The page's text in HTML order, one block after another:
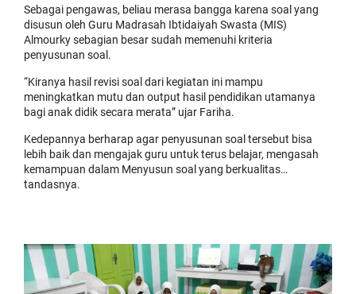
Sebagai pengawas, beliau merasa bangga karena soal yang
disusun oleh Guru Madrasah Ibtidaiyah Swasta (MIS)
Almourky sebagian besar sudah memenuhi kriteria
penyusunan soal.
“Kiranya hasil revisi soal dari kegiatan ini mampu
meningkatkan mutu dan output hasil pendidikan utamanya
bagi anak didik secara merata” ujar Fariha.
Kedepannya berharap agar penyusunan soal tersebut bisa
lebih baik dan mengajak guru untuk terus belajar, mengasah
kemampuan dalam Menyusun soal yang berkualitas…
tandasnya.